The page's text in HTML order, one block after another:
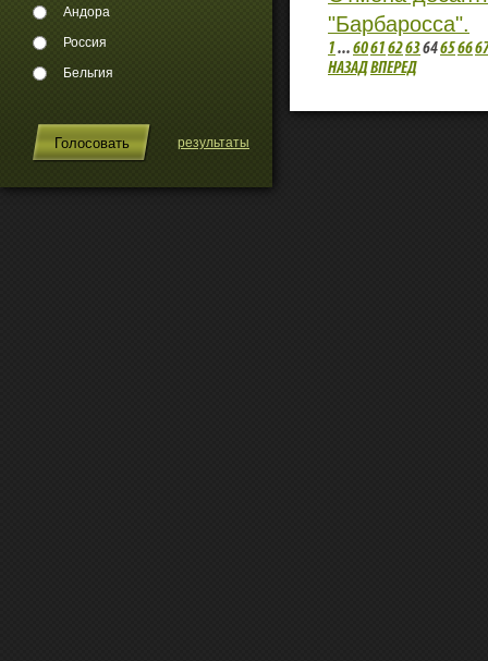
Андора
Россия
Бельгия
результаты
"Барбаросса".
1...60616263646566
НАЗАДВПЕРЕД